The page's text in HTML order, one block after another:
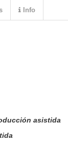
asistida
Info